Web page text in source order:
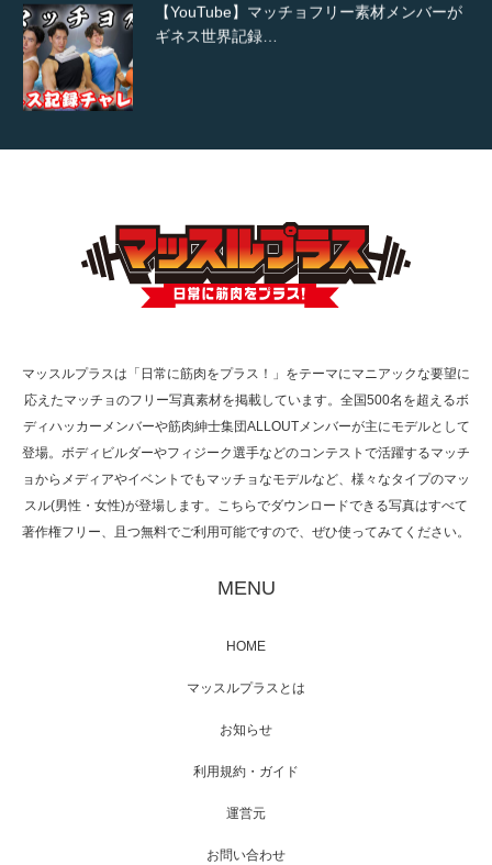
【YouTube】マッチョフリー素材メンバーが
ギネス世界記録…
TOKYO FMラジオ番組「ONE MORNING」
で紹介さ…
た（6/8放送）
映画「メカバース」舞台挨拶へマッスルプラ
【TV】NHK BS「COOL JAPAN 」にてマッス
マッスルプラスは「日常に筋肉をプラス！」をテーマにマニアックな要望に
応えたマッチョのフリー写真素材を掲載しています。全国500名を超えるボ
ディハッカーメンバーや筋肉紳士集団ALLOUTメンバーが主にモデルとして
登場。ボディビルダーやフィジーク選手などのコンテストで活躍するマッチ
ョからメディアやイベントでもマッチョなモデルなど、様々なタイプのマッ
スル(男性・女性)が登場します。こちらでダウンロードできる写真はすべて
著作権フリー、且つ無料でご利用可能ですので、ぜひ使ってみてください。
MENU
HOME
マッスルプラスとは
お知らせ
利用規約・ガイド
運営元
お問い合わせ